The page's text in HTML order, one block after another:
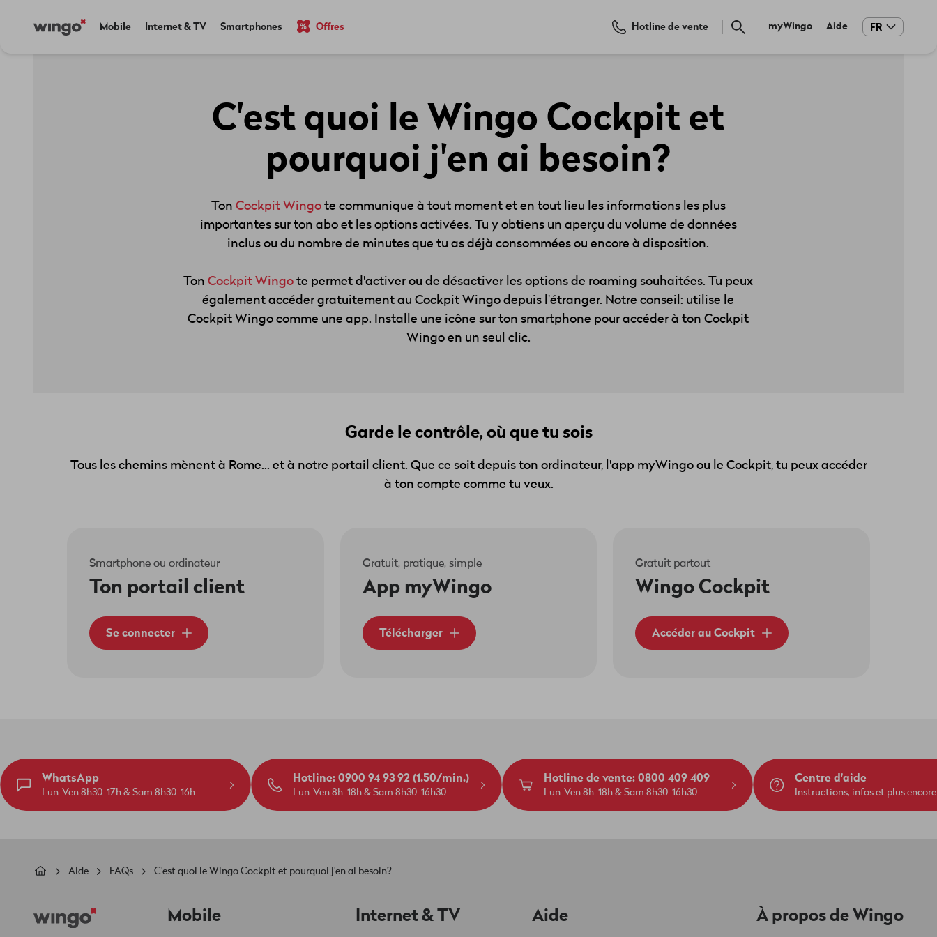
Main
Mobile Internet & TV Smartphones Offres Hotline de vente
Meta
myWingo Aide FR
C'est quoi le Wingo Cockpit et
pourquoi j'en ai besoin?
Ton Cockpit Wingote communique à tout moment et en tout lieu les informations les plus
importantes sur ton abo et les options activées. Tu y obtiens un aperçu du volume de données
inclus ou du nombre de minutes que tu as déjà consommées ou encore à disposition.
TonCockpit Wingo te permet d'activer ou de désactiver les options de roaming souhaitées. Tu peux
également accéder gratuitement au Cockpit Wingo depuis l'étranger. Notre conseil: utilise le
Cockpit Wingo comme une app. Installe une icône sur ton smartphone pour accéder à ton Cockpit
Wingo en un seul clic.
Garde le contrôle, où que tu sois
Tous les chemins mènent à Rome... et à notre portail client. Que ce soit depuis ton ordinateur, l'app myWingo ou le Cockpit, tu peux accéder
à ton compte comme tu veux.
Smartphone ou ordinateur
Ton portail client
Se connecter
Gratuit, pratique, simple
App myWingo
Télécharger
Gratuit partout
Wingo Cockpit
Accéder au Cockpit
WhatsApp
Lun-Ven 8h30-17h & Sam 8h30-16h
Hotline: 0900 94 93 92 (1.50/min.)
Lun-Ven 8h-18h & Sam 8h30-16h30
Hotline de vente: 0800 409 409
Lun-Ven 8h-18h & Sam 8h30-16h30
Centre d'aide
Instructions, infos et plus encore
Fil
Aide FAQs C'est quoi le Wingo Cockpit et pourquoi j'en ai besoin?
Mobile Internet & TV Aide À propos de Wingo